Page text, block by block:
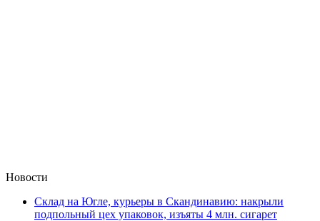
Новости
Склад на Югле, курьеры в Скандинавию: накрыли
подпольный цех упаковок, изъяты 4 млн. сигарет